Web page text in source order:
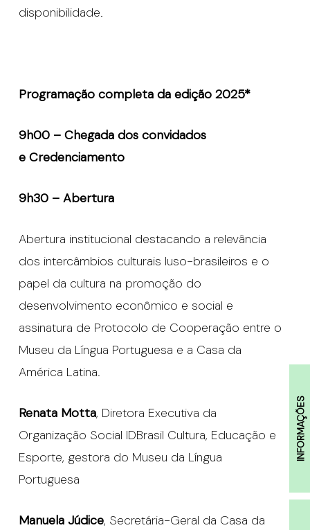
INFORMAÇÕES
disponibilidade.
Programação completa da edição 2025*
9h00 – Chegada dos convidados
e Credenciamento
9h30 – Abertura
Abertura institucional destacando a relevância
dos intercâmbios culturais luso-brasileiros e o
papel da cultura na promoção do
desenvolvimento econômico e social e
assinatura de Protocolo de Cooperação entre o
Museu da Língua Portuguesa e a Casa da
América Latina.
Renata Motta, Diretora Executiva da
Organização Social IDBrasil Cultura, Educação e
Esporte, gestora do Museu da Língua
Portuguesa
Manuela Júdice, Secretária-Geral da Casa da